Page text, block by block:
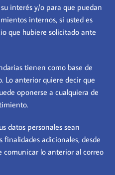
interés y/o para que puedan
internos, si usted es
que hubiere solicitado ante
tienen como base de
Lo anterior quiere decir que
oponerse a cualquiera de
datos personales sean
finalidades adicionales, desde
comunicar lo anterior al correo